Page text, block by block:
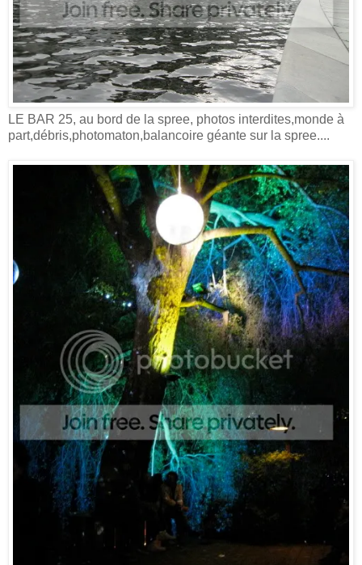
LE BAR 25, au bord de la spree, photos interdites,monde à
part,débris,photomaton,balancoire géante sur la spree....